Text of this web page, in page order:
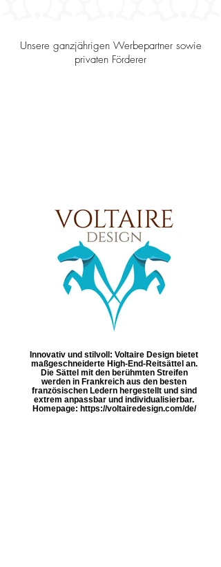
Unsere ganzjährigen Werbepartner sowie
privaten Förderer
Innovativ und stilvoll: Voltaire Design bietet
maßgeschneiderte High-End-Reitsättel an.
Die Sättel mit den berühmten Streifen
werden in Frankreich aus den besten
französischen Ledern hergestellt und sind
extrem anpassbar und individualisierbar.
Homepage: https://voltairedesign.com/de/